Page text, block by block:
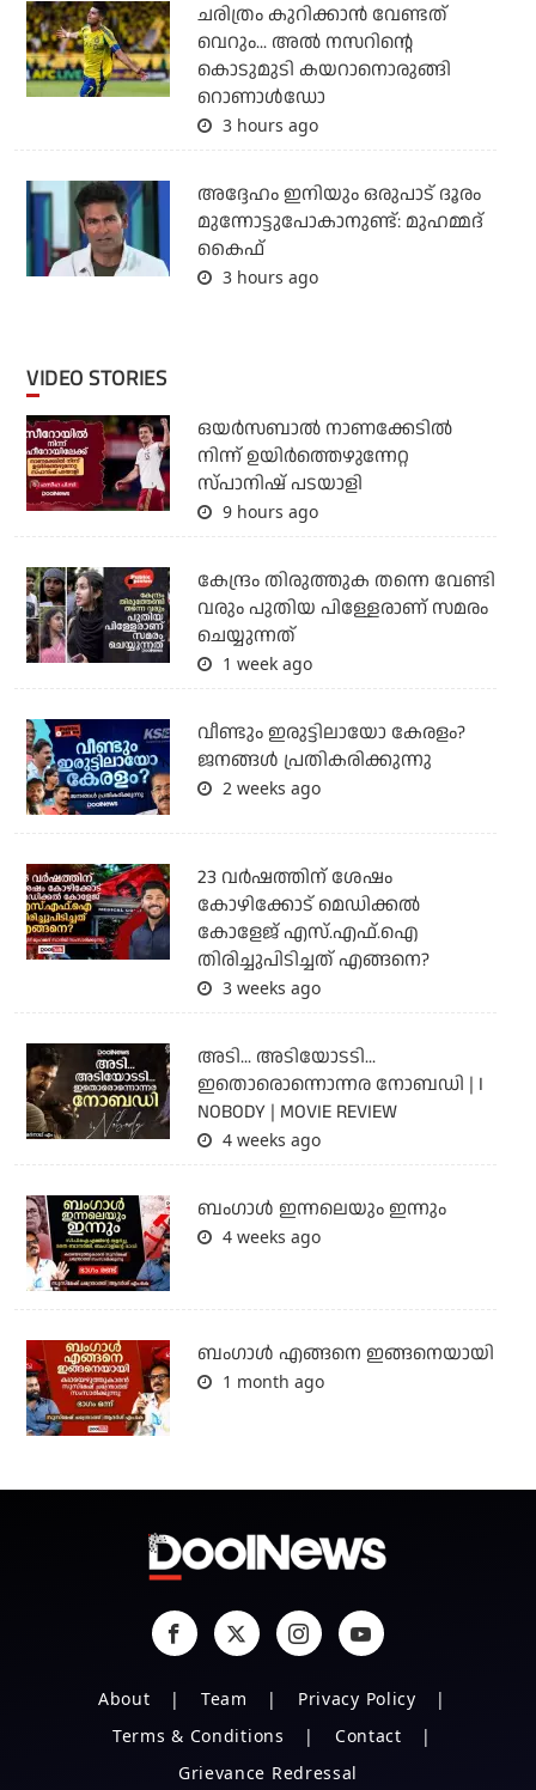
ചരിത്രം കുറിക്കാന്‍ വേണ്ടത്
വെറും... അല്‍ നസറിന്റെ
കൊടുമുടി കയറാനൊരുങ്ങി
റൊണാള്‍ഡോ
3 hours ago
അദ്ദേഹം ഇനിയും ഒരുപാട് ദൂരം
മുന്നോട്ടുപോകാനുണ്ട്: മുഹമ്മദ്
കൈഫ്
3 hours ago
VIDEO STORIES
ഒയര്‍സബാൽ നാണക്കേടിൽ
നിന്ന് ഉയിർത്തെഴുന്നേറ്റ
സ്പാനിഷ് പടയാളി
9 hours ago
കേന്ദ്രം തിരുത്തുക തന്നെ വേണ്ടി
വരും പുതിയ പിള്ളേരാണ് സമരം
ചെയ്യുന്നത്
1 week ago
വീണ്ടും ഇരുട്ടിലായോ കേരളം?
ജനങ്ങൾ പ്രതികരിക്കുന്നു
2 weeks ago
23 വർഷത്തിന് ശേഷം
കോഴിക്കോട് മെഡിക്കൽ
കോളേജ് എസ്.എഫ്.ഐ
തിരിച്ചുപിടിച്ചത് എങ്ങനെ?
3 weeks ago
അടി... അടിയോടടി...
ഇതൊരൊന്നൊന്നര നോബഡി | I
NOBODY | MOVIE REVIEW
4 weeks ago
ബംഗാള്‍ ഇന്നലെയും ഇന്നും
4 weeks ago
ബം​ഗാൾ എങ്ങനെ ഇങ്ങനെയായി
1 month ago
About Team
Privacy Policy
Terms & Conditions
Contact
Grievance Redressal